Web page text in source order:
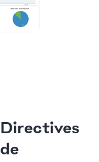
Directives
de